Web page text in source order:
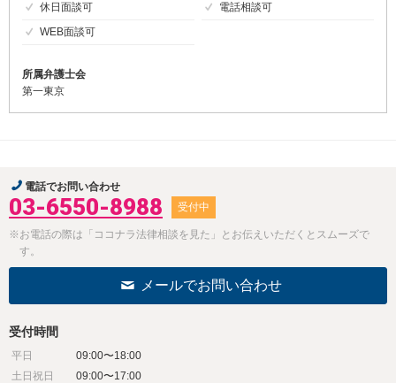
められているかご確認いただくことをおすすめします。
休日面談可
電話相談可
WEB面談可
所属弁護士会
第一東京
電話でお問い合わせ
03-6550-8988 受付中
※お電話の際は「ココナラ法律相談を見た」とお伝えいただくとスムーズで
す。
メールでお問い合わせ
受付時間
平日
09:00〜18:00
土日祝日
09:00〜17:00